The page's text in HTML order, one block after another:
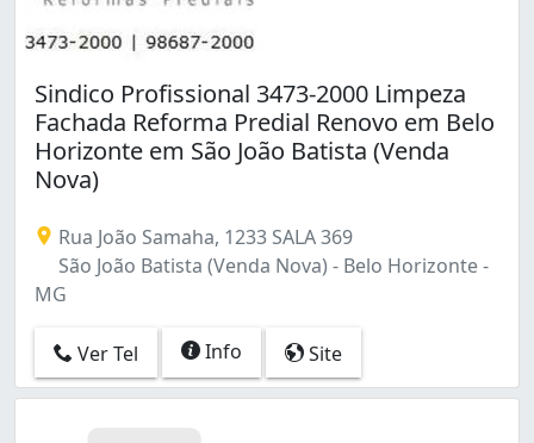
Sindico Profissional 3473-2000 Limpeza
Fachada Reforma Predial Renovo em Belo
Horizonte em São João Batista (Venda
Nova)
Rua João Samaha, 1233 SALA 369
São João Batista (Venda Nova) - Belo Horizonte -
MG
Ver Tel Info Site